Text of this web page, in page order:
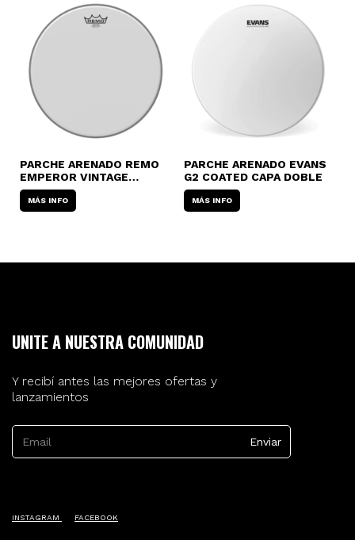
PARCHE ARENADO REMO
EMPEROR VINTAGE
COATED
MÁS INFO
PARCHE ARENADO EVANS
G2 COATED CAPA DOBLE
MÁS INFO
UNITE A NUESTRA COMUNIDAD
Y recibí antes las mejores ofertas y
lanzamientos
INSTAGRAM FACEBOOK